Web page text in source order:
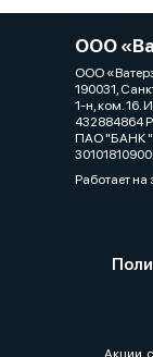
ООО
ООО
190031,
1-н, ком.
432884864
ПАО "БАНК
Работает
Акции,